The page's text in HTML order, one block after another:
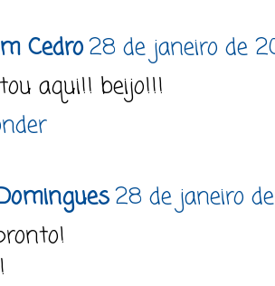
Cedro28 de janeiro de
aqui!! beijo!!!
28 de janeiro